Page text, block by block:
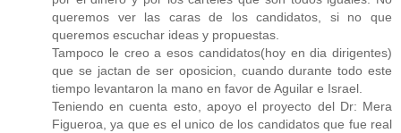
queremos ver las caras de los candidatos, si no que
queremos escuchar ideas y propuestas.
Tampoco le creo a esos candidatos(hoy en dia dirigentes)
que se jactan de ser oposicion, cuando durante todo este
tiempo levantaron la mano en favor de Aguilar e Israel.
Teniendo en cuenta esto, apoyo el proyecto del Dr: Mera
Figueroa, ya que es el unico de los candidatos que fue real